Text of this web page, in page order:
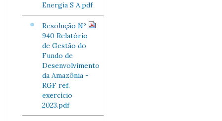
Energia S A.pdf
Resolução Nº
940 Relatório
de Gestão do
Fundo de
Desenvolvimento
da Amazônia -
RGF ref.
exercício
2023.pdf